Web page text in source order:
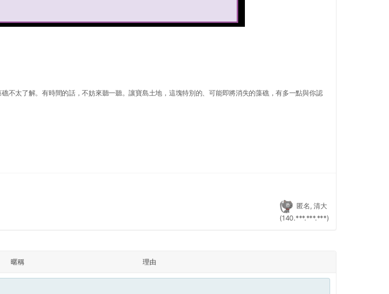
不太了解。有時間的話，不妨來聽一聽。讓寶島土地，這塊特別的、可能即將消失的藻礁，有多一點與你認
匿名, 清大
(140.***.***.***)
暱稱 理由